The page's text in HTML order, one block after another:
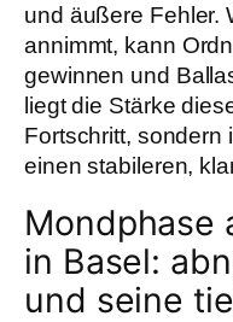
und äußere Fehler.
annimmt, kann
gewinnen und
liegt die Stärke
Fortschritt, sondern
einen stabileren,
Mondphase
in Basel:
und seine